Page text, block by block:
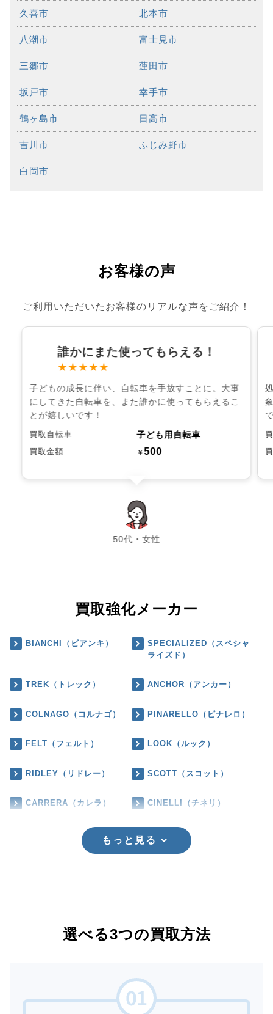
久喜市 北本市
八潮市 富士見市
三郷市 蓮田市
坂戸市 幸手市
鶴ヶ島市 日高市
吉川市 ふじみ野市
白岡市
お客様の声
ご利用いただいたお客様のリアルな声をご紹介！
誰かにまた使ってもらえる！
★★★★★
子どもの成長に伴い、自転車を手放すことに。大事
にしてきた自転車を、また誰かに使ってもらえるこ
とが嬉しいです！
買取自転車 子ども用自転車
買取金額 ￥500
50代・女性
chevron_left chevron_right
買取強化メーカー
BIANCHI（ビアンキ）
SPECIALIZED（スペシャ
ライズド）
TREK（トレック） ANCHOR（アンカー）
COLNAGO（コルナゴ） PINARELLO（ピナレロ）
FELT（フェルト） LOOK（ルック）
RIDLEY（リドレー） SCOTT（スコット）
CARRERA（カレラ） CINELLI（チネリ）
もっと見る
選べる3つの買取方法